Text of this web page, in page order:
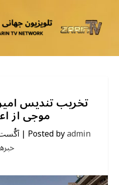
تخریب تندیس
موجی از
Posted byadmin
| آگُست 20,